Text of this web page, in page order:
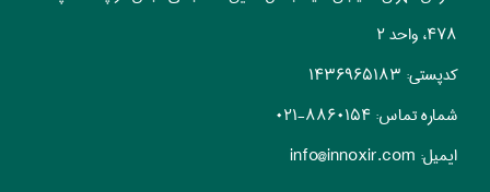
۴۷۸، واحد ۲
کدپستی:‌ ۱۴۳۶۹۶۵۱۸۳
شماره تماس: ۰۲۱-۸۸۶۰۱۵۴
ایمیل: info@innoxir.com